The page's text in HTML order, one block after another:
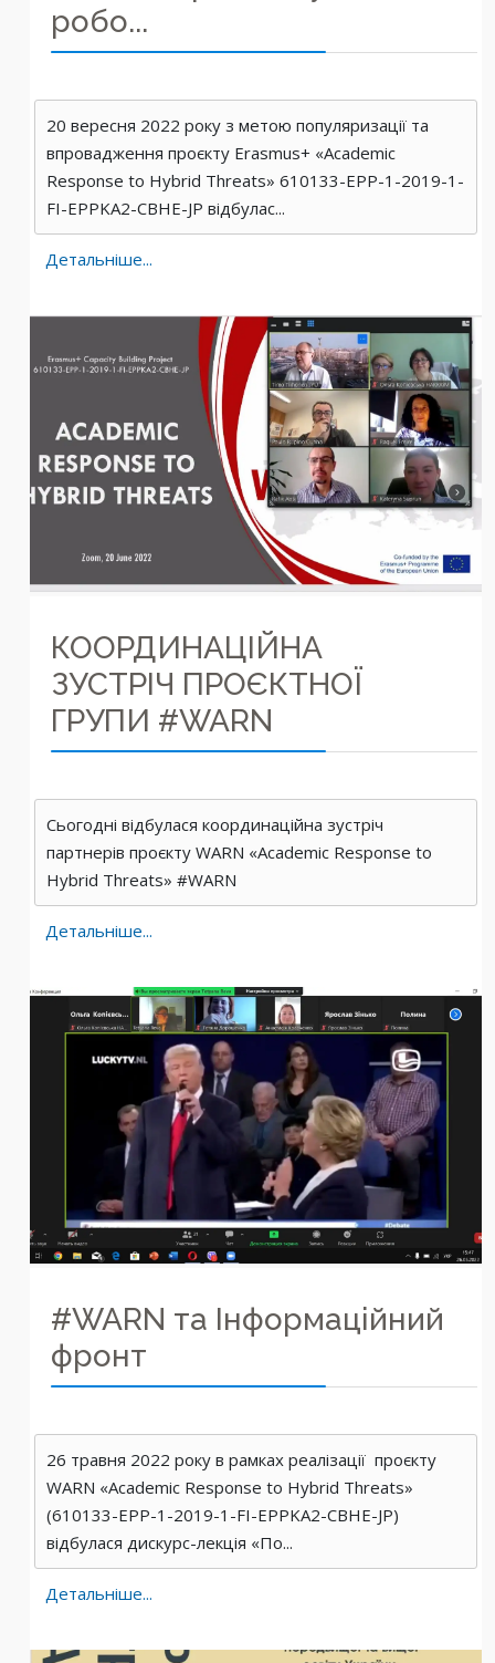
робо...
20 вересня 2022 року з метою популяризації та
впровадження проєкту Erasmus+ «Academic
Response to Hybrid Threats» 610133-EPP-1-2019-1-
FI-EPPKA2-CBHE-JP відбулас...
Детальніше...
КООРДИНАЦІЙНА
ЗУСТРІЧ ПРОЄКТНОЇ
ГРУПИ #WARN
Сьогодні відбулася координаційна зустріч
партнерів проєкту WARN «Academic Response to
Hybrid Threats» #WARN
Детальніше...
#WARN та Інформаційний
фронт
26 травня 2022 року в рамках реалізації проєкту
WARN «Academic Response to Hybrid Threats»
(610133-EPP-1-2019-1-FI-EPPKA2-CBHE-JP)
відбулася дискурс-лекція «По...
Детальніше...